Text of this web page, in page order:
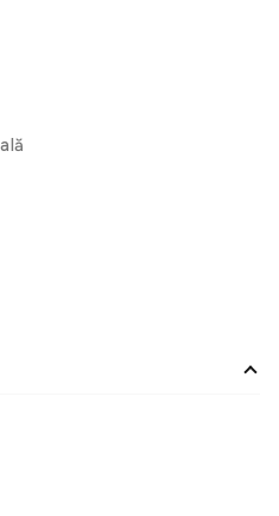
datele sunt corecte și
mie. Foarte rapid și
pe drum sau să
nu pot să am aceeași
fie de la noi, fie de
și la acest subiect.
medicală de
să cumpăr asigurare în
Eu fiind și o
puteam intersecta cu